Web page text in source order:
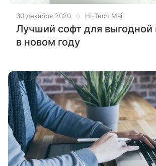
30 декабря 2020 Hi-Tech Mail
Лучший софт для выгодной
в новом году